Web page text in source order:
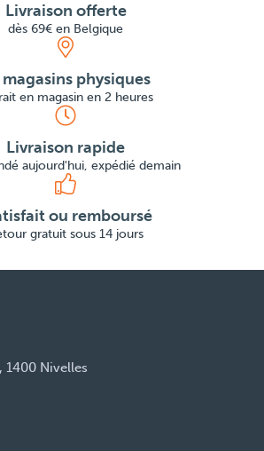
Livraison offerte
dès 69€ en Belgique
magasins physiques
en magasin en 2 heures
Livraison rapide
aujourd'hui, expédié demain
ou remboursé
gratuit sous 14 jours
1400 Nivelles